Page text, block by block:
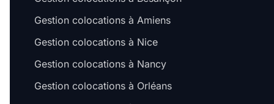
Gestion colocations à Amiens
Gestion colocations à Nice
Gestion colocations à Nancy
Gestion colocations à Orléans